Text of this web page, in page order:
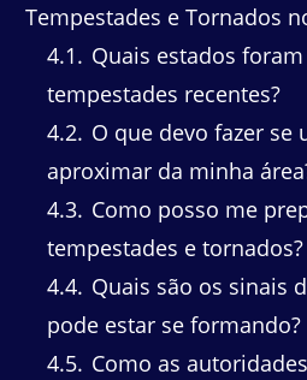
Tempestades e Tornados
4.1
Quais estados
tempestades recentes?
4.2 O que devo fazer se
aproximar da minha
4.3 Como posso me
tempestades e tornados?
4.4 Quais são os sinais
pode estar se formando?
4.5 Como as